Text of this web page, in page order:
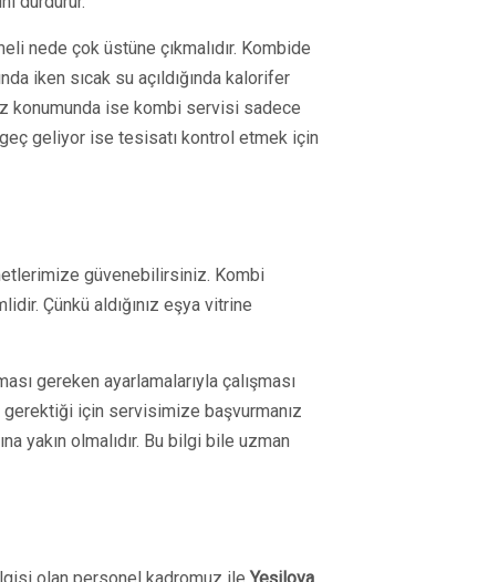
nede çok üstüne çıkmalıdır. Kombide
iken sıcak su açıldığında kalorifer
konumunda ise kombi servisi sadece
geç geliyor ise tesisatı kontrol etmek için
güvenebilirsiniz. Kombi
Çünkü aldığınız eşya vitrine
gereken ayarlamalarıyla çalışması
için servisimize başvurmanız
yakın olmalıdır. Bu bilgi bile uzman